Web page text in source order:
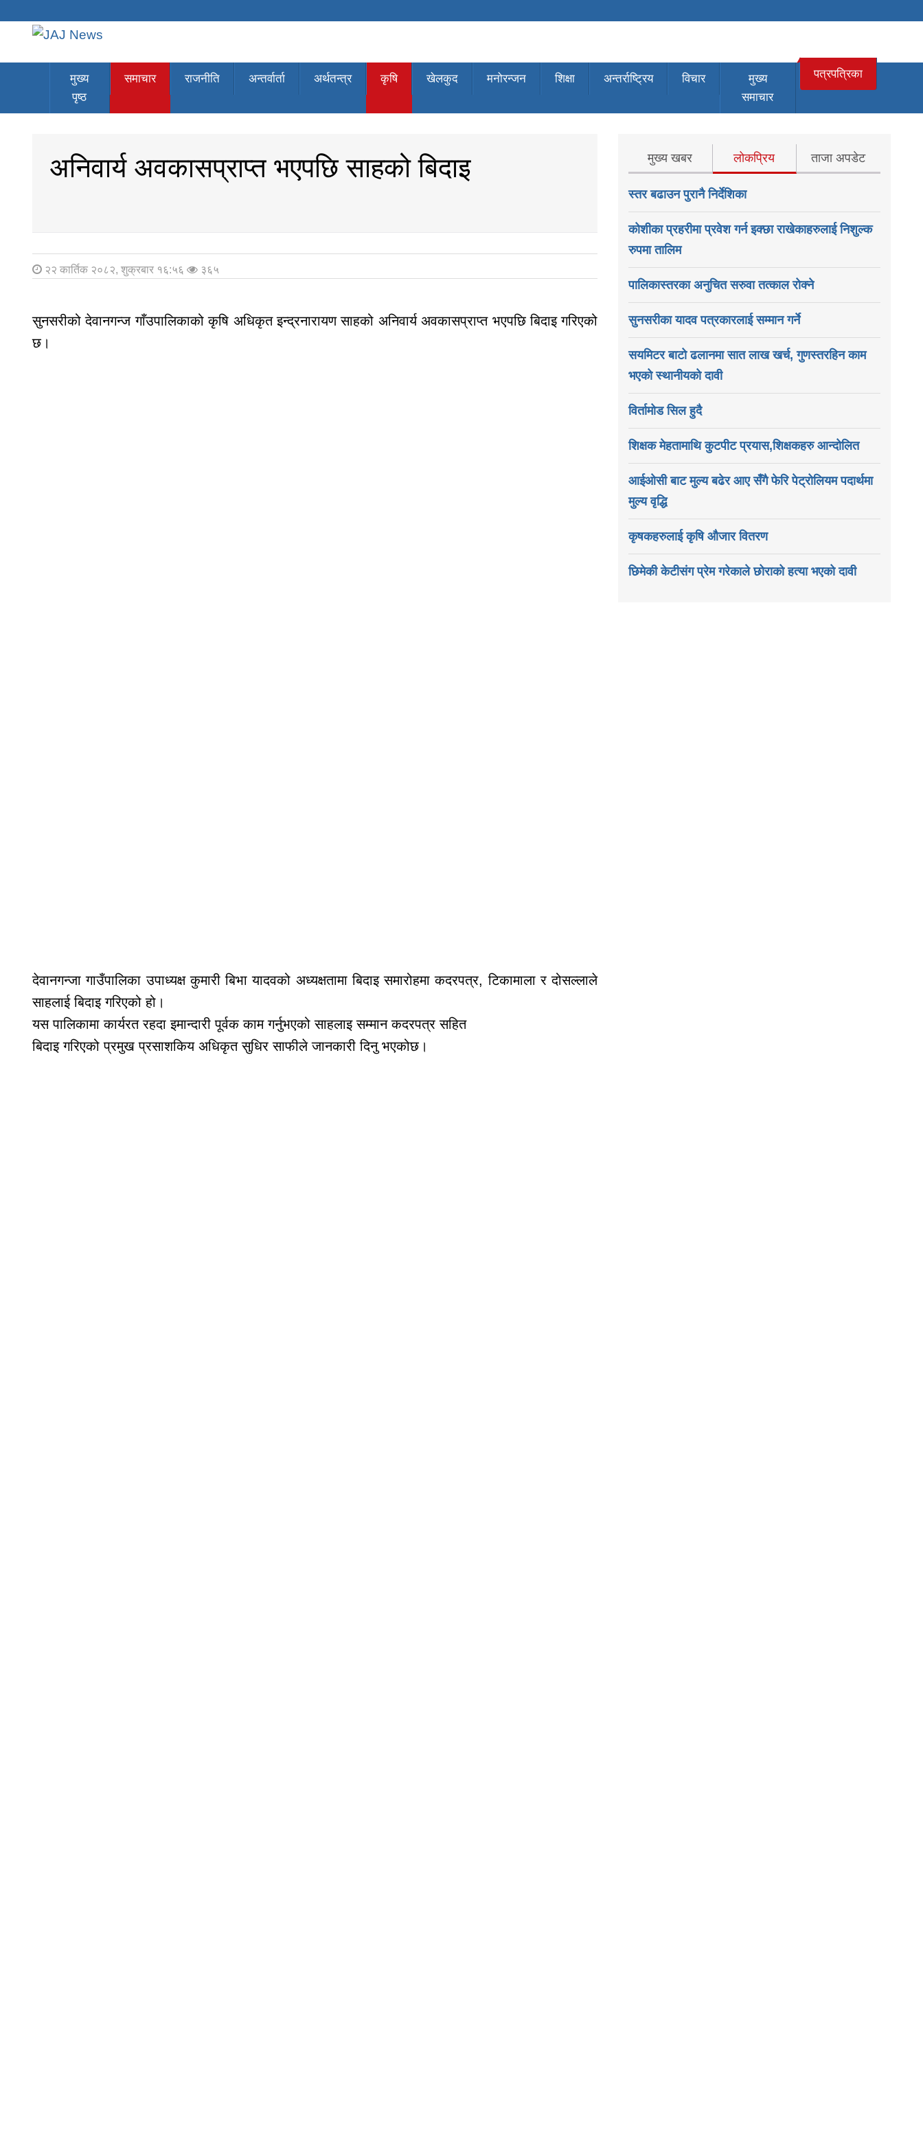
मुख्य
पृष्ठ
समाचार राजनीति अन्तर्वार्ता अर्थतन्त्र कृषि खेलकुद मनोरन्जन शिक्षा अन्तर्राष्ट्रिय विचार
मुख्य
समाचार
पत्रपत्रिका
अनिवार्य अवकासप्राप्त भएपछि साहको बिदाइ
२२ कार्तिक २०८२, शुक्रबार १६:५६ ३६५
सुनसरीको देवानगन्ज गाँउपालिकाको कृषि अधिकृत इन्द्रनारायण साहको अनिवार्य अवकासप्राप्त भएपछि बिदाइ गरिएको
छ।
देवानगन्जा गाउँपालिका उपाध्यक्ष कुमारी बिभा यादवको अध्यक्षतामा बिदाइ समारोहमा कदरपत्र, टिकामाला र दोसल्लाले
साहलाई बिदाइ गरिएको हो।
यस पालिकामा कार्यरत रहदा इमान्दारी पूर्वक काम गर्नुभएको साहलाइ सम्मान कदरपत्र सहित
बिदाइ गरिएको प्रमुख प्रसाशकिय अधिकृत सुधिर साफीले जानकारी दिनु भएकोछ।
मुख्य खबर लोकप्रिय ताजा अपडेट
स्तर बढाउन पुरानै निर्देशिका
कोशीका प्रहरीमा प्रवेश गर्न इक्छा राखेकाहरुलाई निशुल्क
रुपमा तालिम
पालिकास्तरका अनुचित सरुवा तत्काल रोक्ने
सुनसरीका यादव पत्रकारलाई सम्मान गर्ने
सयमिटर बाटो ढलानमा सात लाख खर्च, गुणस्तरहिन काम
भएको स्थानीयको दावी
विर्तामोड सिल हुदै
शिक्षक मेहतामाथि कुटपीट प्रयास,शिक्षकहरु आन्दोलित
आईओसी बाट मुल्य बढेर आए सँगै फेरि पेट्रोलियम पदार्थमा
मुल्य वृद्धि
कृषकहरुलाई कृषि औजार वितरण
छिमेकी केटीसंग प्रेम गरेकाले छोराको हत्या भएको दावी